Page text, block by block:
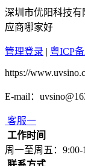
深圳市优阳科技
应商哪家好
管理登录 | 粤ICP
https://
E-mail：
客服一
工作时间
周一至周五：9:00-